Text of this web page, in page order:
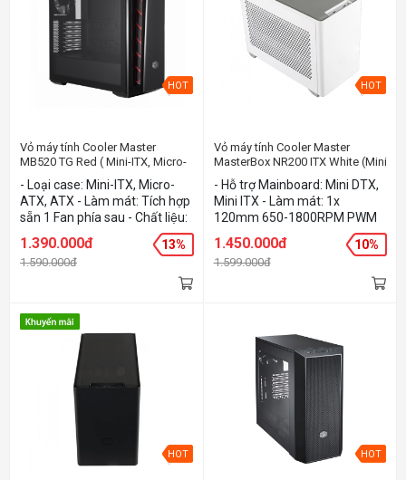
HOT
Vỏ máy tính Cooler Master
MB520 TG Red ( Mini-ITX, Micro-
- Loại case: Mini-ITX, Micro-
ATX, ATX - Làm mát: Tích hợp
sẵn 1 Fan phía sau - Chất liệu:
Steel, Plastic - Màu: Đen - đỏ
1.390.000đ
1.590.000đ
13%
HOT
Vỏ máy tính Cooler Master
MasterBox NR200 ITX White (Mini
DTX, Mini ITX)
- Hỗ trợ Mainboard: Mini DTX,
Mini ITX - Làm mát: 1x
120mm 650-1800RPM PWM
(SickleFlow), 1x 92mm 650-
2300RPM PWM (SickleFlow) -
Chất liệu: Steel, Plastic, Mesh -
1.450.000đ
1.599.000đ
10%
HOT HOT